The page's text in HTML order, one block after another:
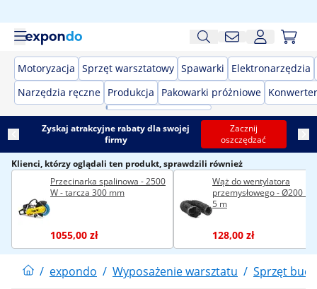
Motoryzacja Sprzęt warsztatowy Spawarki
Elektronarzędzia
Narzędzia ręczne Produkcja Pakowarki próżniowe
Zyskaj atrakcyjne rabaty dla swojej
firmy
Zacznij
oszczędzać
Klienci, którzy oglądali ten produkt, sprawdzili również
Przecinarka spalinowa - 2500
W - tarcza 300 mm
1055,00 zł
Wąż do wentylatora
przemysłowego - Ø200
5 m
128,00 zł
/ expondo / Wyposażenie warsztatu / Sprzęt